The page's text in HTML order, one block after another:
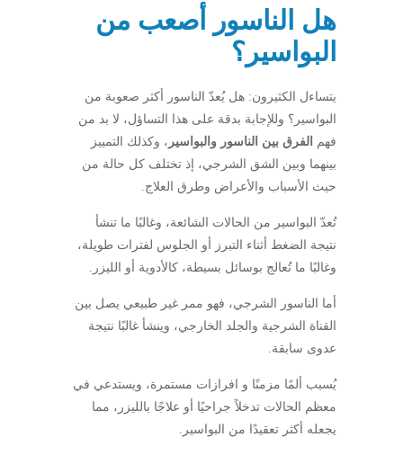
هل الناسور أصعب من
البواسير؟
يتساءل الكثيرون: هل يُعدّ الناسور أكثر صعوبة من
البواسير؟ وللإجابة بدقة على هذا التساؤل، لا بد من
فهم الفرق بين الناسور والبواسير ، وكذلك التمييز
بينهما وبين الشق الشرجي، إذ تختلف كل حالة من
حيث الأسباب والأعراض وطرق العلاج.
تُعدّ البواسير من الحالات الشائعة، وغالبًا ما تنشأ
نتيجة الضغط أثناء التبرز أو الجلوس لفترات طويلة،
وغالبًا ما تُعالج بوسائل بسيطة، كالأدوية أو الليزر.
أما الناسور الشرجي، فهو ممر غير طبيعي يصل بين
القناة الشرجية والجلد الخارجي، وينشأ غالبًا نتيجة
عدوى سابقة.
يُسبب ألمًا مزمنًا و افرازات مستمرة، ويستدعي في
معظم الحالات تدخلاً جراحيًا أو علاجًا بالليزر، مما
يجعله أكثر تعقيدًا من البواسير.